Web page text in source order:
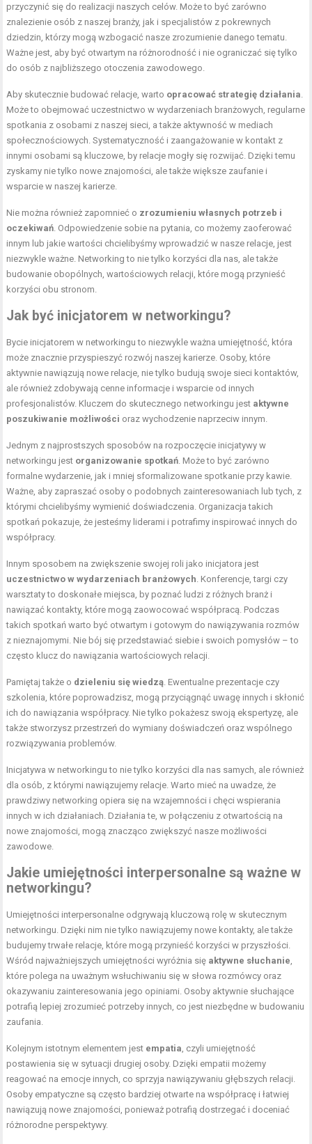
przyczynić się do realizacji naszych celów. Może to być zarówno
znalezienie osób z naszej branży, jak i specjalistów z pokrewnych
dziedzin, którzy mogą wzbogacić nasze zrozumienie danego tematu.
Ważne jest, aby być otwartym na różnorodność i nie ograniczać się tylko
do osób z najbliższego otoczenia zawodowego.
Aby skutecznie budować relacje, warto opracować strategię działania
Może to obejmować uczestnictwo w wydarzeniach branżowych, regularne
spotkania z osobami z naszej sieci, a także aktywność w mediach
społecznościowych. Systematyczność i zaangażowanie w kontakt z
innymi osobami są kluczowe, by relacje mogły się rozwijać. Dzięki temu
zyskamy nie tylko nowe znajomości, ale także większe zaufanie i
wsparcie w naszej karierze.
Nie można również zapomnieć o zrozumieniu własnych potrzeb i
oczekiwań . Odpowiedzenie sobie na pytania, co możemy zaoferować
innym lub jakie wartości chcielibyśmy wprowadzić w nasze relacje, jest
niezwykle ważne. Networking to nie tylko korzyści dla nas, ale także
budowanie obopólnych, wartościowych relacji, które mogą przynieść
korzyści obu stronom.
Jak być inicjatorem w networkingu?
Bycie inicjatorem w networkingu to niezwykle ważna umiejętność, która
może znacznie przyspieszyć rozwój naszej karierze. Osoby, które
aktywnie nawiązują nowe relacje, nie tylko budują swoje sieci kontaktów,
ale również zdobywają cenne informacje i wsparcie od innych
profesjonalistów. Kluczem do skutecznego networkingu jest aktywne
poszukiwanie możliwości oraz wychodzenie naprzeciw innym.
Jednym z najprostszych sposobów na rozpoczęcie inicjatywy w
networkingu jest organizowanie spotkań . Może to być zarówno
formalne wydarzenie, jak i mniej sformalizowane spotkanie przy kawie.
Ważne, aby zapraszać osoby o podobnych zainteresowaniach lub tych, z
którymi chcielibyśmy wymienić doświadczenia. Organizacja takich
spotkań pokazuje, że jesteśmy liderami i potrafimy inspirować innych do
współpracy.
Innym sposobem na zwiększenie swojej roli jako inicjatora jest
uczestnictwo w wydarzeniach branżowych . Konferencje, targi czy
warsztaty to doskonałe miejsca, by poznać ludzi z różnych branż i
nawiązać kontakty, które mogą zaowocować współpracą. Podczas
takich spotkań warto być otwartym i gotowym do nawiązywania rozmów
z nieznajomymi. Nie bój się przedstawiać siebie i swoich pomysłów – to
często klucz do nawiązania wartościowych relacji.
Pamiętaj także o dzieleniu się wiedzą . Ewentualne prezentacje czy
szkolenia, które poprowadzisz, mogą przyciągnąć uwagę innych i skłonić
ich do nawiązania współpracy. Nie tylko pokażesz swoją ekspertyzę, ale
także stworzysz przestrzeń do wymiany doświadczeń oraz wspólnego
rozwiązywania problemów.
Inicjatywa w networkingu to nie tylko korzyści dla nas samych, ale również
dla osób, z którymi nawiązujemy relacje. Warto mieć na uwadze, że
prawdziwy networking opiera się na wzajemności i chęci wspierania
innych w ich działaniach. Działania te, w połączeniu z otwartością na
nowe znajomości, mogą znacząco zwiększyć nasze możliwości
zawodowe.
Jakie umiejętności interpersonalne są ważne w
networkingu?
Umiejętności interpersonalne odgrywają kluczową rolę w skutecznym
networkingu. Dzięki nim nie tylko nawiązujemy nowe kontakty, ale także
budujemy trwałe relacje, które mogą przynieść korzyści w przyszłości.
Wśród najważniejszych umiejętności wyróżnia się aktywne słuchanie
które polega na uważnym wsłuchiwaniu się w słowa rozmówcy oraz
okazywaniu zainteresowania jego opiniami. Osoby aktywnie słuchające
potrafią lepiej zrozumieć potrzeby innych, co jest niezbędne w budowaniu
zaufania.
Kolejnym istotnym elementem jest empatia , czyli umiejętność
postawienia się w sytuacji drugiej osoby. Dzięki empatii możemy
reagować na emocje innych, co sprzyja nawiązywaniu głębszych relacji.
Osoby empatyczne są często bardziej otwarte na współpracę i łatwiej
nawiązują nowe znajomości, ponieważ potrafią dostrzegać i doceniać
różnorodne perspektywy.